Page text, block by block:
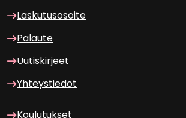
Las­ku­tuso­soi­te
Pa­lau­te
Uu­tis­kir­jeet
Yh­teys­tie­dot
Kou­lu­tuk­set